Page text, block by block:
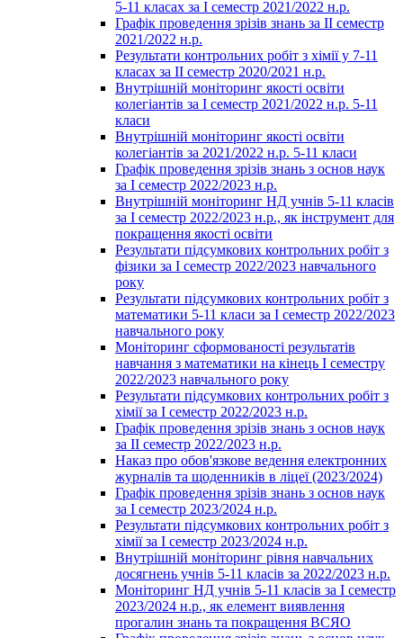
5-11 класах за І семестр 2021/2022 н.р.
Графік проведення зрізів знань за ІІ семестр
2021/2022 н.р.
Результати контрольних робіт з хімії у 7-11
класах за ІІ семестр 2020/2021 н.р.
Внутрішній моніторинг якості освіти
колегіантів за І семестр 2021/2022 н.р. 5-11
класи
Внутрішній моніторинг якості освіти
колегіантів за 2021/2022 н.р. 5-11 класи
Графік проведення зрізів знань з основ наук
за І семестр 2022/2023 н.р.
Внутрішній моніторинг НД учнів 5-11 класів
за І семестр 2022/2023 н.р., як інструмент для
покращення якості освіти
Результати підсумкових контрольних робіт з
фізики за І семестр 2022/2023 навчального
року
Результати підсумкових контрольних робіт з
математики 5-11 класи за І семестр 2022/2023
навчального року
Моніторинг сформованості результатів
навчання з математики на кінець І семестру
2022/2023 навчального року
Результати підсумкових контрольних робіт з
хімії за І семестр 2022/2023 н.р.
Графік проведення зрізів знань з основ наук
за ІІ семестр 2022/2023 н.р.
Наказ про обов'язкове ведення електронних
журналів та щоденників в ліцеї (2023/2024)
Графік проведення зрізів знань з основ наук
за І семестр 2023/2024 н.р.
Результати підсумкових контрольних робіт з
хімії за І семестр 2023/2024 н.р.
Внутрішній моніторинг рівня навчальних
досягнень учнів 5-11 класів за 2022/2023 н.р.
Моніторинг НД учнів 5-11 класів за І семестр
2023/2024 н.р., як елемент виявлення
прогалин знань та покращення ВСЯО